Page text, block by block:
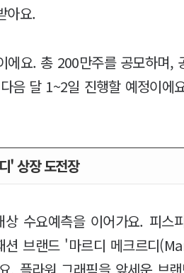
아요.
요. 총 200만주를 공모하며,
음 달 1~2일 진행할 예정이에
' 상장 도전장
수요예측을 이어가요. 피스
션 브랜드 '마르디 메크르디